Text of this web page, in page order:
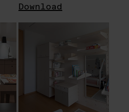
Download